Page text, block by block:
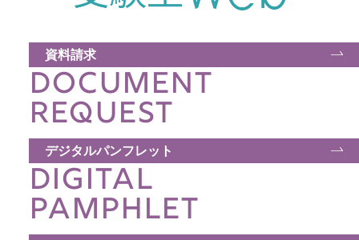
資料請求
DOCUMENT
REQUEST
デジタルパンフレット
DIGITAL
PAMPHLET